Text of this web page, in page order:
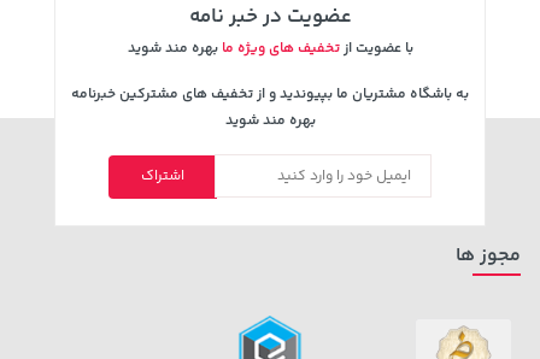
خرید
1,509,000 تومان
عضویت در خبر نامه
با عضویت ازتخفیف های ویژه ما بهره مند شوید
به باشگاه مشتریان ما بپیوندید و از تخفیف های مشترکین خبرنامه
بهره مند شوید
اشتراک
مجوز ها